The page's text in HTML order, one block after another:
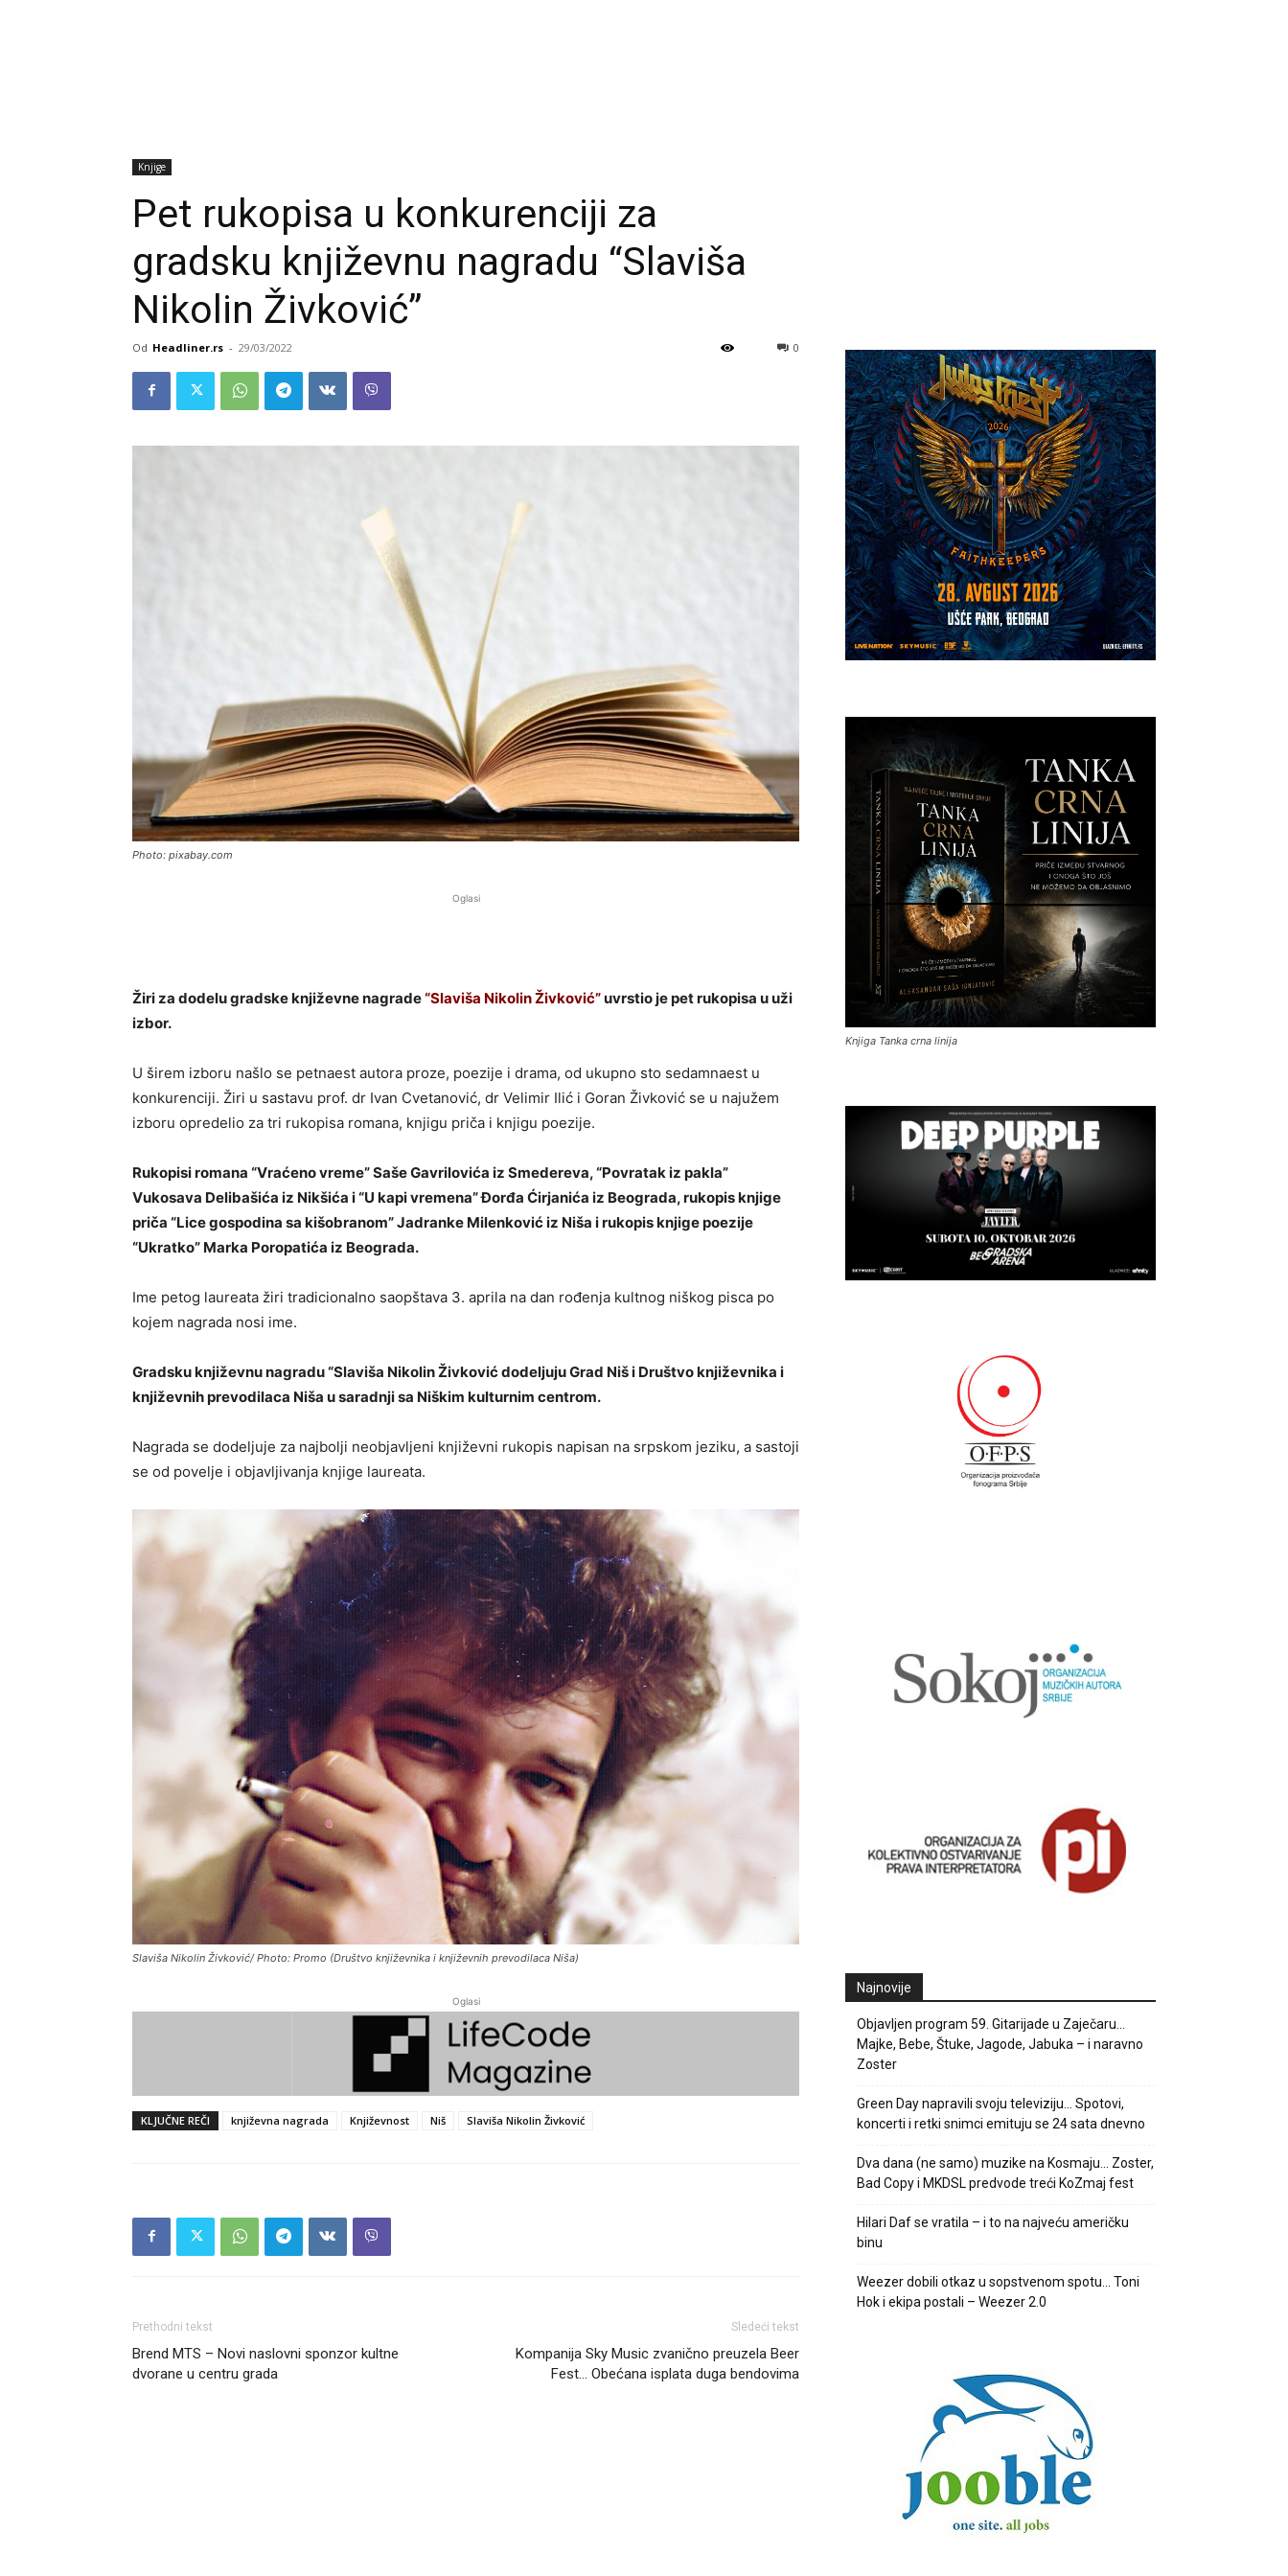
Knjige
Pet rukopisa u konkurenciji za
gradsku književnu nagradu “Slaviša
Nikolin Živković”
Od Headliner.rs - 29/03/2022 0
Photo: pixabay.com
Oglasi
Žiri za dodelu gradske književne nagrade“Slaviša Nikolin Živković”uvrstio je pet rukopisa u uži
izbor.
U širem izboru našlo se petnaest autora proze, poezije i drama, od ukupno sto sedamnaest u
konkurenciji. Žiri u sastavu prof. dr Ivan Cvetanović, dr Velimir Ilić i Goran Živković se u najužem
izboru opredelio za tri rukopisa romana, knjigu priča i knjigu poezije.
Rukopisi romana “Vraćeno vreme” Saše Gavrilovića iz Smedereva, “Povratak iz pakla”
Vukosava Delibašića iz Nikšića i “U kapi vremena” Đorđa Ćirjanića iz Beograda, rukopis knjige
priča “Lice gospodina sa kišobranom” Jadranke Milenković iz Niša i rukopis knjige poezije
“Ukratko” Marka Poropatića iz Beograda.
Ime petog laureata žiri tradicionalno saopštava 3. aprila na dan rođenja kultnog niškog pisca po
kojem nagrada nosi ime.
Gradsku književnu nagradu “Slaviša Nikolin Živković dodeljuju Grad Niš i Društvo književnika i
književnih prevodilaca Niša u saradnji sa Niškim kulturnim centrom.
Nagrada se dodeljuje za najbolji neobjavljeni književni rukopis napisan na srpskom jeziku, a sastoji
se od povelje i objavljivanja knjige laureata.
Slaviša Nikolin Živković/ Photo: Promo (Društvo književnika i književnih prevodilaca Niša)
Oglasi
KLJUČNE REČI književna nagrada Književnost Niš Slaviša Nikolin Živković
Prethodni tekst
Brend MTS – Novi naslovni sponzor kultne
dvorane u centru grada
Sledeći tekst
Kompanija Sky Music zvanično preuzela Beer
Fest… Obećana isplata duga bendovima
Knjiga Tanka crna linija
Najnovije
Objavljen program 59. Gitarijade u Zaječaru…
Majke, Bebe, Štuke, Jagode, Jabuka – i naravno
Zoster
Green Day napravili svoju televiziju… Spotovi,
koncerti i retki snimci emituju se 24 sata dnevno
Dva dana (ne samo) muzike na Kosmaju… Zoster,
Bad Copy i MKDSL predvode treći KoZmaj fest
Hilari Daf se vratila – i to na najveću američku
binu
Weezer dobili otkaz u sopstvenom spotu… Toni
Hok i ekipa postali – Weezer 2.0